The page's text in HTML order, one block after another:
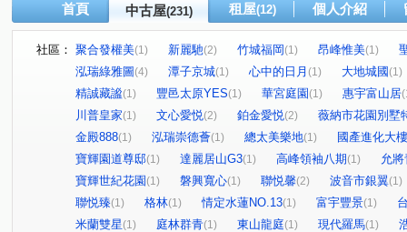
首頁 中古屋(231) 租屋(12) 個人介紹
社區： 聚合發權美(1) 新麗馳(2) 竹城福岡(1) 昂峰惟美(1)
泓瑞綠雅圖(4) 潭子京城(1) 心中的日月 (1) 大地城國(1)
精誠藏謐(1) 豐邑太原YES(1) 華宮庭園(1) 惠宇富山居
川普皇家(1) 文心愛悦(2) 鉑金愛悦(2)
薇納市花園別墅
金殿888(1) 泓瑞崇德薈(1) 總太美樂地(1)
國產進化大樓
寶輝園道尊邸(1) 達麗居山G3(1) 高峰領袖八期(1)
允
寶輝世紀花園 (1) 磐興寬心(1) 聯悦馨(2) 波音市銀翼(1)
聯悦臻(1) 格林(1) 情定水蓮NO.13(1) 富宇豐景(1)
米蘭雙星(1) 庭林群青(1) 東山龍庭(1) 現代羅馬(1)